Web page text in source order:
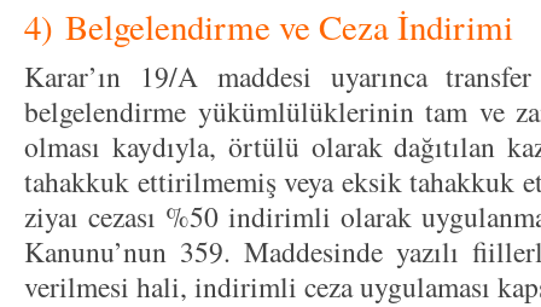
4) Belgelendirme ve Ceza İndirimi
Karar’ın 19/A maddesi uyarınca
belgelendirme yükümlülüklerinin tam ve
olması kaydıyla, örtülü olarak dağıtılan
tahakkuk ettirilmemiş veya eksik tahakkuk
ziyaı cezası %50 indirimli olarak
Kanunu’nun 359. Maddesinde yazılı
verilmesi hali, indirimli ceza uygulaması